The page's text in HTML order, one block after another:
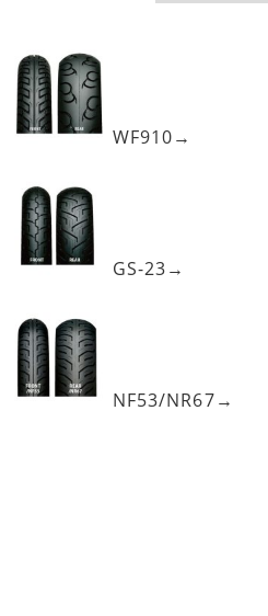
WF910→
GS-23→
NF53/NR67→